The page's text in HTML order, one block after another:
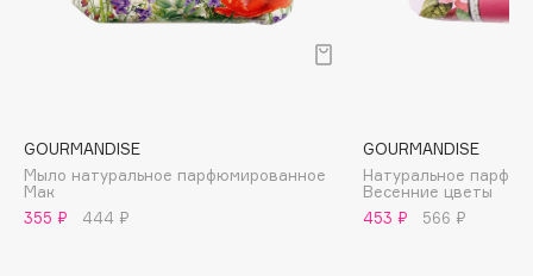
Banderas
Basicare
GOURMANDISE
Мыло натуральное парфюмированное
Мак
355 ₽
444 ₽
GOURMANDISE
Натуральное
Весенние цветы
453 ₽
566 ₽